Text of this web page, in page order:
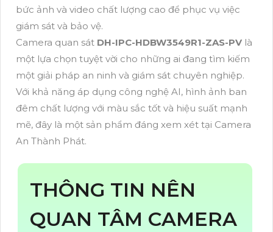
bức ảnh và video chất lượng cao để phục vụ việc
giám sát và bảo vệ.
Camera quan sát DH-IPC-HDBW3549R1-ZAS-PV là
một lựa chọn tuyệt vời cho những ai đang tìm kiếm
một giải pháp an ninh và giám sát chuyên nghiệp.
Với khả năng áp dụng công nghệ AI, hình ảnh ban
đêm chất lượng với màu sắc tốt và hiệu suất mạnh
mẽ, đây là một sản phẩm đáng xem xét tại Camera
An Thành Phát.
THÔNG TIN NÊN
QUAN TÂM CAMERA